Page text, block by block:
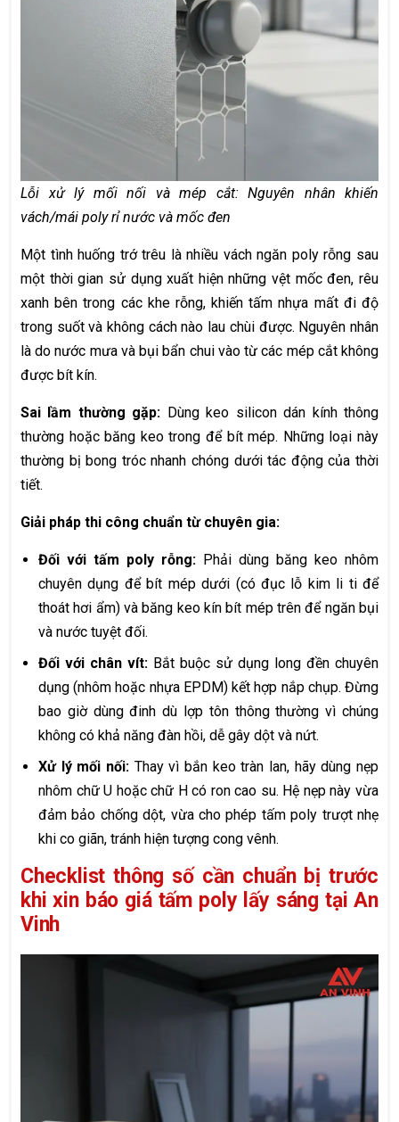
Lỗi xử lý mối nối và mép cắt: Nguyên nhân khiến
vách/mái poly rỉ nước và mốc đen
Một tình huống trớ trêu là nhiều vách ngăn poly rỗng sau
một thời gian sử dụng xuất hiện những vệt mốc đen, rêu
xanh bên trong các khe rỗng, khiến tấm nhựa mất đi độ
trong suốt và không cách nào lau chùi được. Nguyên nhân
là do nước mưa và bụi bẩn chui vào từ các mép cắt không
được bít kín.
Sai lầm thường gặp: Dùng keo silicon dán kính thông
thường hoặc băng keo trong để bít mép. Những loại này
thường bị bong tróc nhanh chóng dưới tác động của thời
tiết.
Giải pháp thi công chuẩn từ chuyên gia:
Đối với tấm poly rỗng: Phải dùng băng keo nhôm
chuyên dụng để bít mép dưới (có đục lỗ kim li ti để
thoát hơi ẩm) và băng keo kín bít mép trên để ngăn bụi
và nước tuyệt đối.
Đối với chân vít: Bắt buộc sử dụng long đền chuyên
dụng (nhôm hoặc nhựa EPDM) kết hợp nắp chụp. Đừng
bao giờ dùng đinh dù lợp tôn thông thường vì chúng
không có khả năng đàn hồi, dễ gây dột và nứt.
Xử lý mối nối: Thay vì bắn keo tràn lan, hãy dùng nẹp
nhôm chữ U hoặc chữ H có ron cao su. Hệ nẹp này vừa
đảm bảo chống dột, vừa cho phép tấm poly trượt nhẹ
khi co giãn, tránh hiện tượng cong vênh.
Checklist thông số cần chuẩn bị trước
khi xin báo giá tấm poly lấy sáng tại An
Vinh